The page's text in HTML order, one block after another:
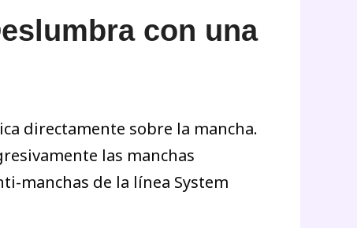
con una
directamente sobre la mancha.
las manchas
manchas de la línea System